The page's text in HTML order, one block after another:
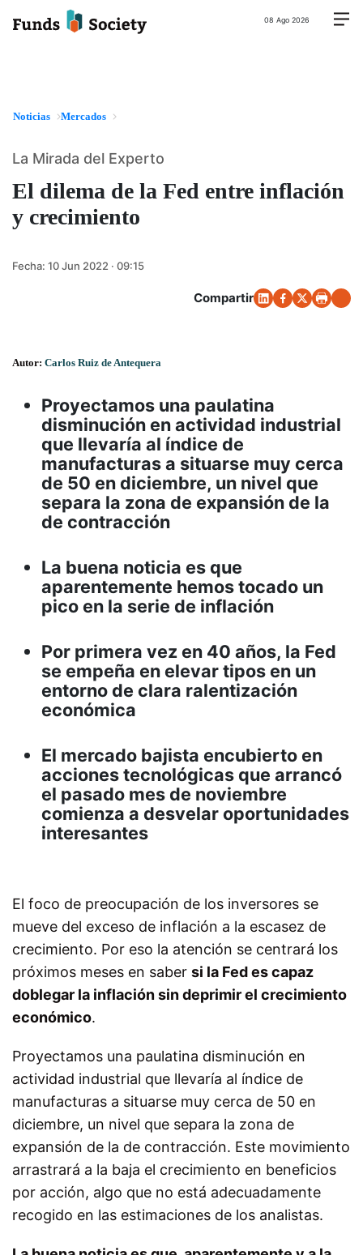
08 Ago 2026
Noticias Mercados
El dilema de la Fed entre inflación
y crecimiento
La Mirada del Experto
Fecha: 10 Jun 2022 · 09:15
Compartir
Autor: Carlos Ruiz de Antequera
Proyectamos una paulatina
disminución en actividad industrial
que llevaría al índice de
manufacturas a situarse muy cerca
de 50 en diciembre, un nivel que
separa la zona de expansión de la
de contracción
La buena noticia es que
aparentemente hemos tocado un
pico en la serie de inflación
Por primera vez en 40 años, la Fed
se empeña en elevar tipos en un
entorno de clara ralentización
económica
El mercado bajista encubierto en
acciones tecnológicas que arrancó
el pasado mes de noviembre
comienza a desvelar oportunidades
interesantes
El foco de preocupación de los inversores se
mueve del exceso de inflación a la escasez de
crecimiento. Por eso la atención se centrará los
próximos meses en saber si la Fed es capaz
doblegar la inflación sin deprimir el crecimiento
económico.
Proyectamos una paulatina disminución en
actividad industrial que llevaría al índice de
manufacturas a situarse muy cerca de 50 en
diciembre, un nivel que separa la zona de
expansión de la de contracción. Este movimiento
arrastrará a la baja el crecimiento en beneficios
por acción, algo que no está adecuadamente
recogido en las estimaciones de los analistas.